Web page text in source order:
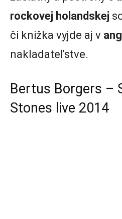
rockovej holandskej
či knižka vyjde aj v
nakladateľstve.
Bertus Borgers –
Stones live 2014